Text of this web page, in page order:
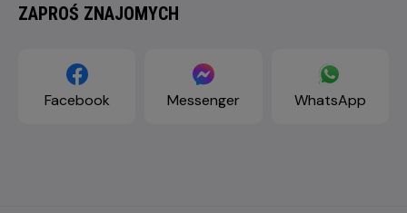
ZAPROŚ ZNAJOMYCH
Facebook Messenger WhatsApp